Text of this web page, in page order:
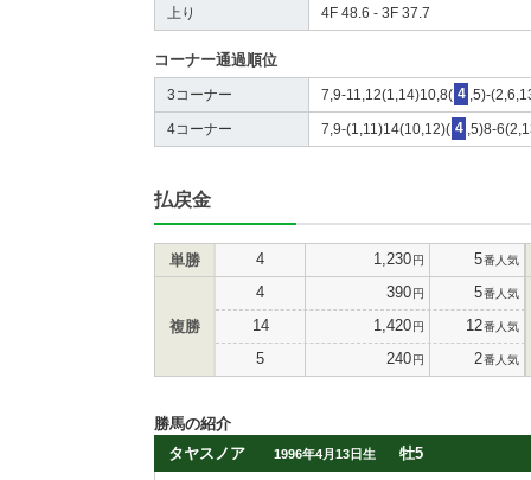
上り 4F 48.6 - 3F 37.7
コーナー通過順位
3コーナー 7,9-11,12(1,14)10,8( 4 ,5)-
4コーナー 7,9-(1,11)14(10,12)( 4 ,5)8-
払戻金
単勝 4 1,230円 5番人気
複勝
4 390円 5番人気
14 1,420円 12番人気
5 240円 2番人気
勝馬の紹介
タヤスノア
1996年4月13日生 牡5